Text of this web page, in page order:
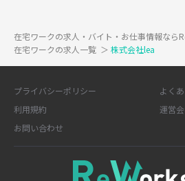
在宅ワークの求人・バイト・お仕事情報なら
在宅ワークの求人一覧 ＞ 株式会社lea
プライバシーポリシー
よく
利用規約
運営
お問い合わせ